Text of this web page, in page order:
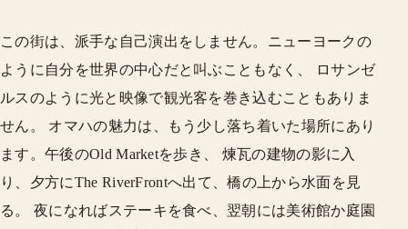
この街は、派手な自己演出をしません。ニューヨークの
ように自分を世界の中心だと叫ぶこともなく、 ロサンゼ
ルスのように光と映像で観光客を巻き込むこともありま
せん。 オマハの魅力は、もう少し落ち着いた場所にあり
ます。午後のOld Marketを歩き、 煉瓦の建物の影に入
り、夕方にThe RiverFrontへ出て、橋の上から水面を見
る。 夜になればステーキを食べ、翌朝には美術館か庭園